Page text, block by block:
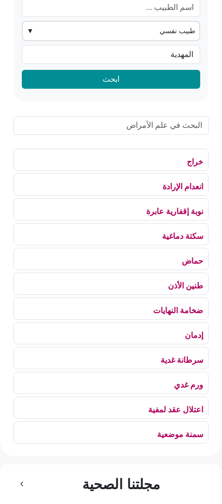
طبيب نفسي
ابحث
خراج
انعدام الإرادة
نوبة إقفارية عابرة
سكتة دماغية
حماض
طنين الأذن
ضخامة النهايات
إدمان
سرطانة غدية
ورم غدي
اعتلال عقد لمفية
سمنة موضعية
مجلتنا الصحية